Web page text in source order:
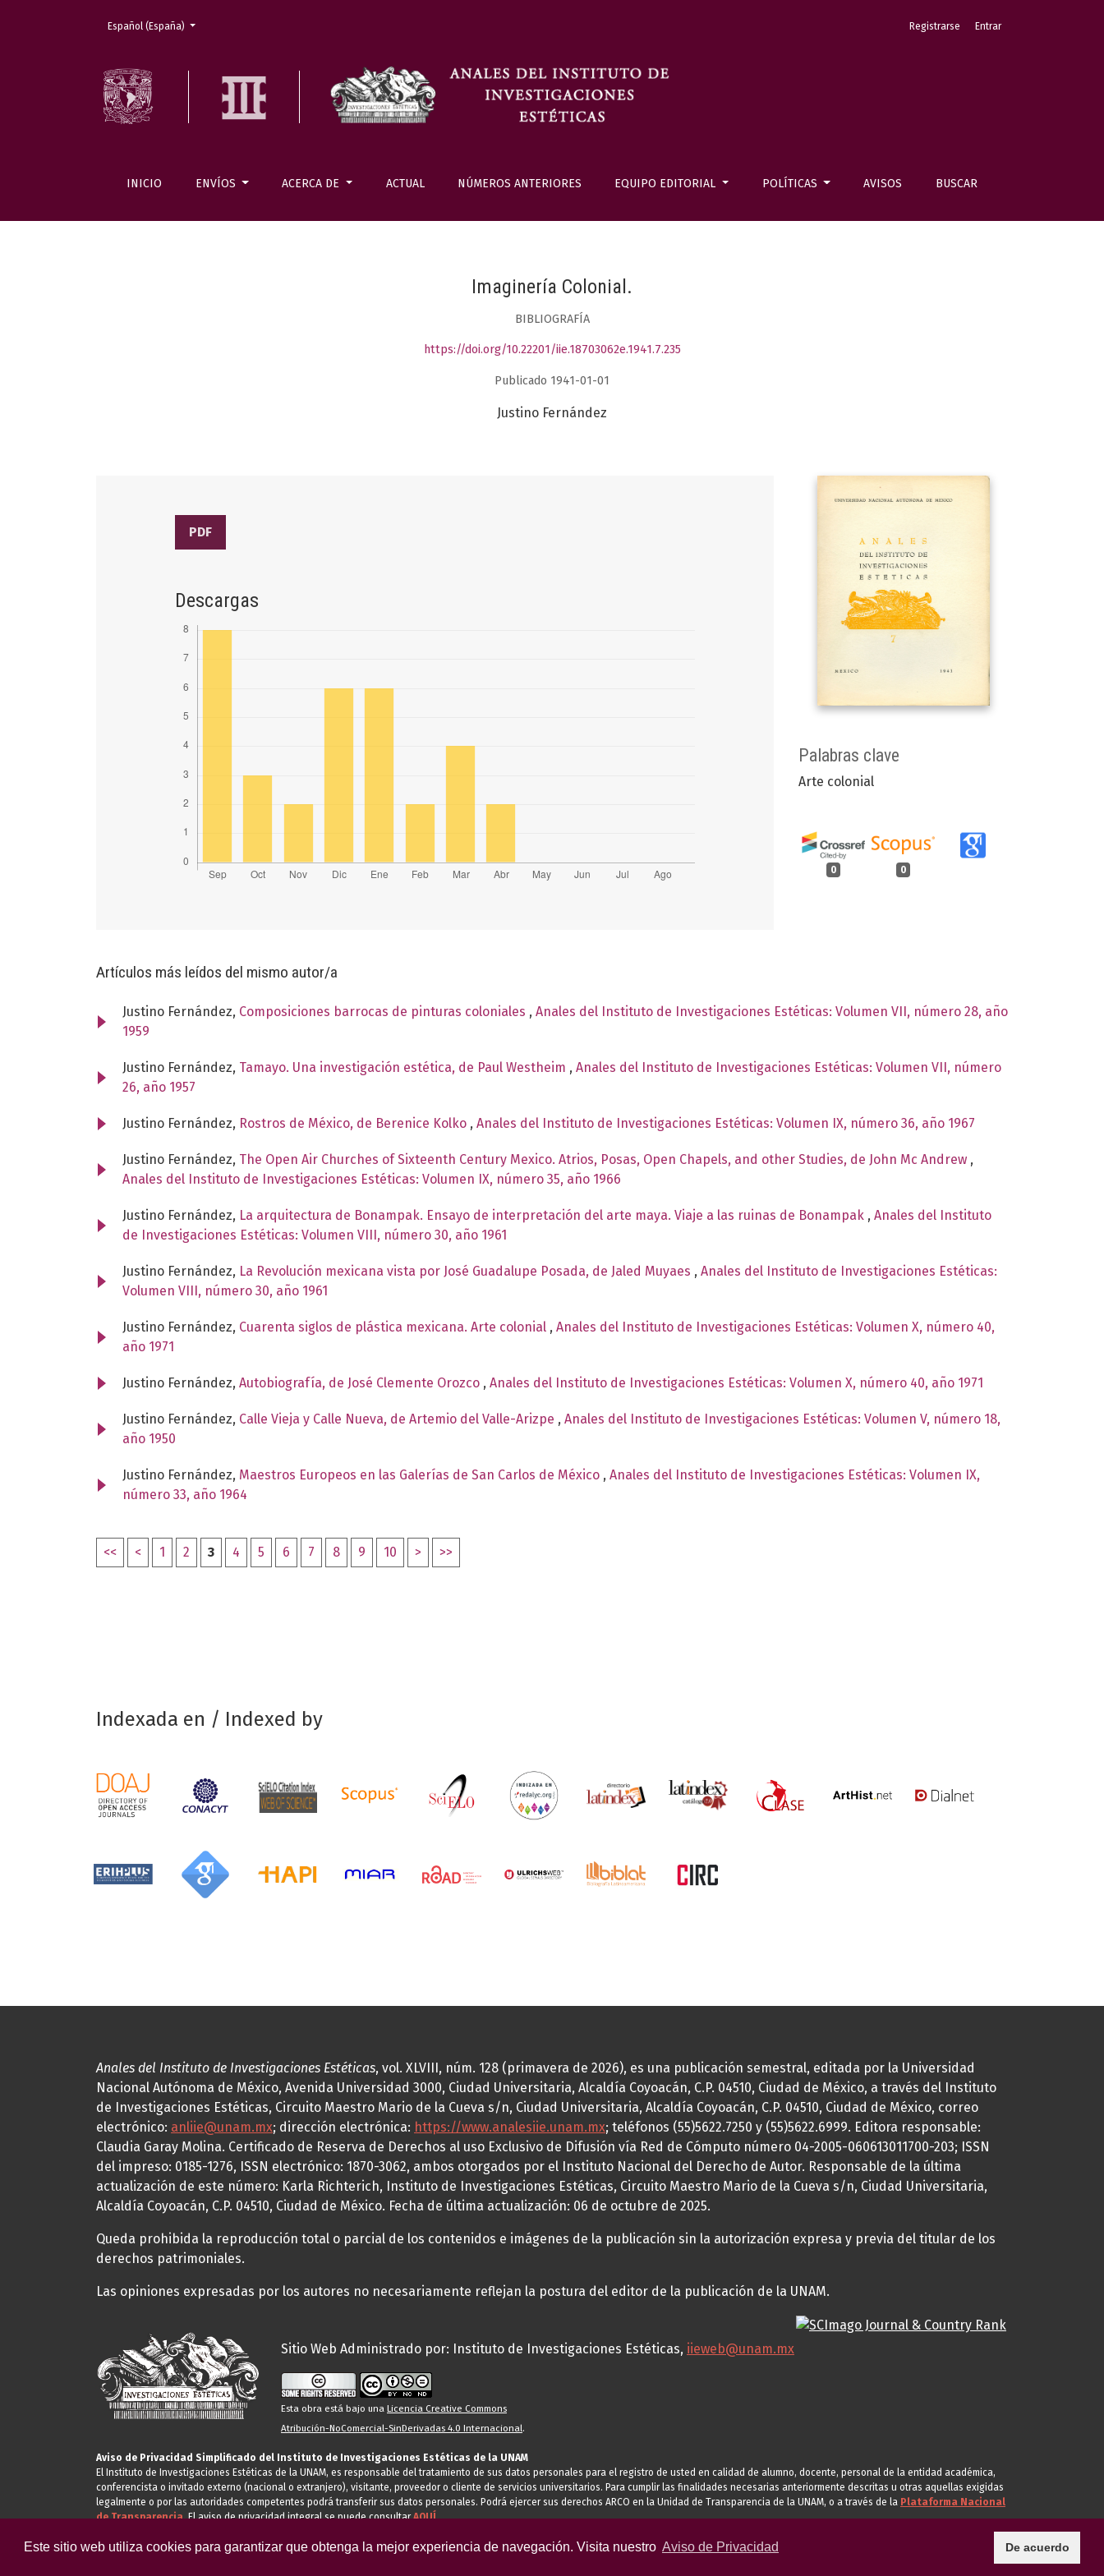
Este sitio web utiliza cookies para garantizar que obtenga la mejor experiencia de navegación. Visita nuestro Aviso de Privacidad De acuerdo
INICIO ENVÍOS ACERCA DE ACTUAL NÚMEROS ANTERIORES EQUIPO EDITORIAL POLÍTICAS AVISOS BUSCAR
Registrarse Entrar
Cambiar el idioma. El actual es:
Español (España)
Imaginería Colonial.
BIBLIOGRAFÍA
https://doi.org/10.22201/iie.18703062e.1941.7.235
Publicado 1941-01-01
Justino Fernández
Palabras clave
Arte colonial
0 0
PDF
Descargas
Artículos más leídos del mismo autor/a
Justino Fernández, Composiciones barrocas de pinturas coloniales , Anales del Instituto de Investigaciones Estéticas: Volumen VII, número 28, año
1959
Justino Fernández, Tamayo. Una investigación estética, de Paul Westheim , Anales del Instituto de Investigaciones Estéticas: Volumen VII, número
26, año 1957
Justino Fernández, Rostros de México, de Berenice Kolko , Anales del Instituto de Investigaciones Estéticas: Volumen IX, número 36, año 1967
Justino Fernández, The Open Air Churches of Sixteenth Century Mexico. Atrios, Posas, Open Chapels, and other Studies, de John Mc Andrew ,
Anales del Instituto de Investigaciones Estéticas: Volumen IX, número 35, año 1966
Justino Fernández, La arquitectura de Bonampak. Ensayo de interpretación del arte maya. Viaje a las ruinas de Bonampak , Anales del Instituto
de Investigaciones Estéticas: Volumen VIII, número 30, año 1961
Justino Fernández, La Revolución mexicana vista por José Guadalupe Posada, de Jaled Muyaes , Anales del Instituto de Investigaciones Estéticas:
Volumen VIII, número 30, año 1961
Justino Fernández, Cuarenta siglos de plástica mexicana. Arte colonial , Anales del Instituto de Investigaciones Estéticas: Volumen X, número 40,
año 1971
Justino Fernández, Autobiografía, de José Clemente Orozco , Anales del Instituto de Investigaciones Estéticas: Volumen X, número 40, año 1971
Justino Fernández, Calle Vieja y Calle Nueva, de Artemio del Valle-Arizpe , Anales del Instituto de Investigaciones Estéticas: Volumen V, número 18,
año 1950
Justino Fernández, Maestros Europeos en las Galerías de San Carlos de México , Anales del Instituto de Investigaciones Estéticas: Volumen IX,
número 33, año 1964
<< < 1 2 3 4 5 6 7 8 9 10 > >>
Indexada en / Indexed by
Anales del Instituto de Investigaciones Estéticas, vol. XLVIII, núm. 128 (primavera de 2026), es una publicación semestral, editada por la Universidad
Nacional Autónoma de México, Avenida Universidad 3000, Ciudad Universitaria, Alcaldía Coyoacán, C.P. 04510, Ciudad de México, a través del Instituto
de Investigaciones Estéticas, Circuito Maestro Mario de la Cueva s/n, Ciudad Universitaria, Alcaldía Coyoacán, C.P. 04510, Ciudad de México, correo
electrónico: anliie@unam.mx; dirección electrónica: https://www.analesiie.unam.mx; teléfonos (55)5622.7250 y (55)5622.6999. Editora responsable:
Claudia Garay Molina. Certificado de Reserva de Derechos al uso Exclusivo de Difusión vía Red de Cómputo número 04-2005-060613011700-203; ISSN
del impreso: 0185-1276, ISSN electrónico: 1870-3062, ambos otorgados por el Instituto Nacional del Derecho de Autor. Responsable de la última
actualización de este número: Karla Richterich, Instituto de Investigaciones Estéticas, Circuito Maestro Mario de la Cueva s/n, Ciudad Universitaria,
Alcaldía Coyoacán, C.P. 04510, Ciudad de México. Fecha de última actualización: 06 de octubre de 2025.
Queda prohibida la reproducción total o parcial de los contenidos e imágenes de la publicación sin la autorización expresa y previa del titular de los
derechos patrimoniales.
Las opiniones expresadas por los autores no necesariamente reflejan la postura del editor de la publicación de la UNAM.
Sitio Web Administrado por: Instituto de Investigaciones Estéticas, iieweb@unam.mx
Esta obra está bajo una Licencia Creative Commons
Atribución-NoComercial-SinDerivadas 4.0 Internacional.
Aviso de Privacidad Simplificado del Instituto de Investigaciones Estéticas de la UNAM
El Instituto de Investigaciones Estéticas de la UNAM, es responsable del tratamiento de sus datos personales para el registro de usted en calidad de alumno, docente, personal de la entidad académica,
conferencista o invitado externo (nacional o extranjero), visitante, proveedor o cliente de servicios universitarios. Para cumplir las finalidades necesarias anteriormente descritas u otras aquellas exigidas
legalmente o por las autoridades competentes podrá transferir sus datos personales. Podrá ejercer sus derechos ARCO en la Unidad de Transparencia de la UNAM, o a través de la Plataforma Nacional
de Transparencia.El aviso de privacidad integral se puede consultarAQUÍ